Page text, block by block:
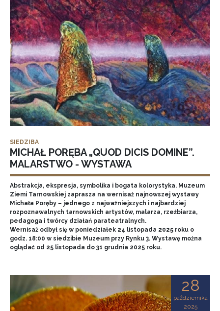
SIEDZIBA
MICHAŁ PORĘBA „QUOD DICIS DOMINE”.
MALARSTWO - WYSTAWA
Abstrakcja, ekspresja, symbolika i bogata kolorystyka. Muzeum
Ziemi Tarnowskiej zaprasza na wernisaż najnowszej wystawy
Michała Poręby – jednego z najważniejszych i najbardziej
rozpoznawalnych tarnowskich artystów, malarza, rzeźbiarza,
pedagoga i twórcy działań parateatralnych.
Wernisaż odbył się w poniedziałek 24 listopada 2025 roku o
godz. 18:00 w siedzibie Muzeum przy Rynku 3. Wystawę można
oglądać od 25 listopada do 31 grudnia 2025 roku.
28
października
2025